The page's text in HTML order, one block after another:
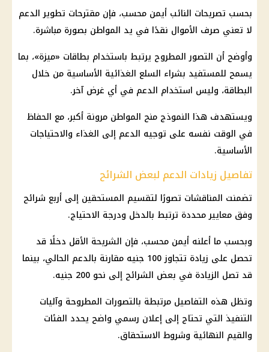
بحسب تصريحات النائب أيمن محسب، فإن مقترحات تطوير الدعم
لا تعني صرف الأموال نقدًا في يد المواطن بصورة مباشرة.
وأوضح أن التصور المطروح يرتبط باستخدام بطاقات «ميزة»، بما
يسمح للمستفيد بشراء السلع الغذائية الأساسية من خلال
البطاقة، وليس استخدام الدعم في أي غرض آخر.
ويستهدف هذا النموذج منح المواطن مرونة أكبر، مع الحفاظ
في الوقت نفسه على توجيه الدعم إلى الغذاء والاحتياجات
الأساسية.
تفاصيل زيادات الدعم لبعض الشرائح
تضمنت المناقشات تصورًا لتقسيم المستحقين إلى أربع شرائح
وفق معايير محددة ترتبط بالدخل ودرجة الاحتياج.
وبحسب ما أعلنه أيمن محسب، فإن الشريحة الأقل دخلًا قد
تحصل على زيادة تتجاوز 100 جنيه مقارنة بالدعم الحالي، بينما
قد تصل الزيادة في بعض الشرائح إلى نحو 200 جنيه.
وتظل هذه التفاصيل مرتبطة بالتصورات المطروحة وآليات
التنفيذ التي تحتاج إلى إعلان رسمي واضح يحدد الفئات
والقيم النهائية وشروط الاستحقاق.